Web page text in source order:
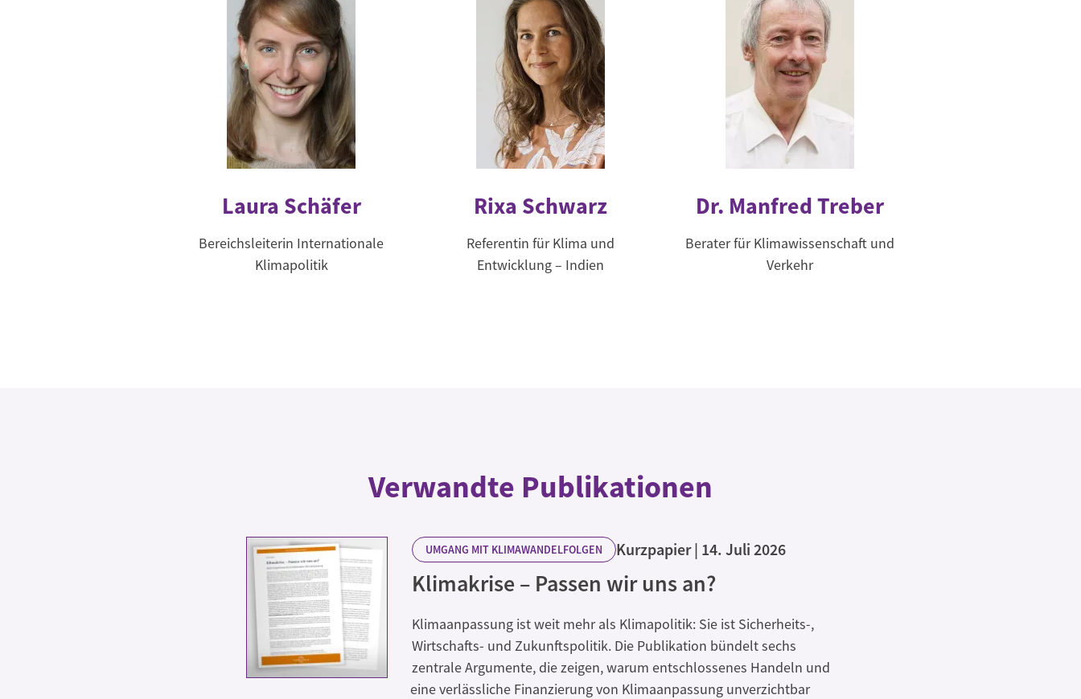
Laura Schäfer
Bereichsleiterin Internationale
Klimapolitik
Rixa Schwarz
Referentin für Klima und
Entwicklung – Indien
Dr. Manfred Treber
Berater für Klimawissenschaft und
Verkehr
Verwandte Publikationen
UMGANG MIT KLIMAWANDELFOLGEN Kurzpapier 14. Juli 2026
Klimakrise – Passen wir uns an?
Klimaanpassung ist weit mehr als Klimapolitik: Sie ist Sicherheits-,
Wirtschafts- und Zukunftspolitik. Die Publikation bündelt sechs
zentrale Argumente, die zeigen, warum entschlossenes Handeln und
eine verlässliche Finanzierung von Klimaanpassung unverzichtbar